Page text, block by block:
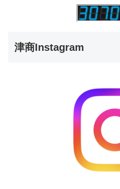
津商Instagram